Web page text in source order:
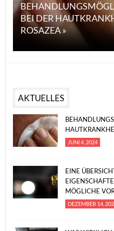
BEI DER
ROSAZEA »
AKTUELLES
JUNI 4, 2024
EINE
MÖGLICHE
DEZEMBER 14,